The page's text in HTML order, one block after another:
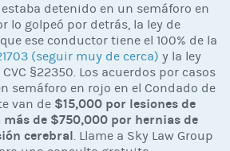
estaba detenido en un semáforo en
lo golpeó por detrás, la ley de
ese conductor tiene el 100% de la
(seguir muy de cerca) y la ley
§22350. Los acuerdos por casos
semáforo en rojo en el Condado de
van de $15,000 por lesiones de
de $750,000 por hernias de
cerebral. Llame a Sky Law Group